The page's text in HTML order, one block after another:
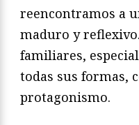
reencontramos a
maduro y
familiares,
todas sus formas,
protagonismo.